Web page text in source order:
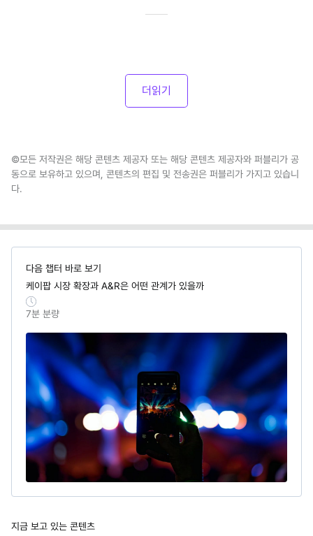
더읽기
©모든 저작권은 해당 콘텐츠 제공자 또는 해당 콘텐츠 제공자와 퍼블리가 공
동으로 보유하고 있으며, 콘텐츠의 편집 및 전송권은 퍼블리가 가지고 있습니
다.
다음 챕터 바로 보기
케이팝 시장 확장과 A&R은 어떤 관계가 있을까
7분 분량
지금 보고 있는 콘텐츠